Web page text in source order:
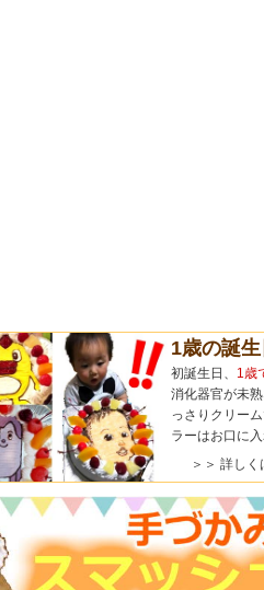
1歳の誕
初誕生日、 1歳
消化器官が未
っさりクリー
ラーはお口に
＞＞ 詳しく